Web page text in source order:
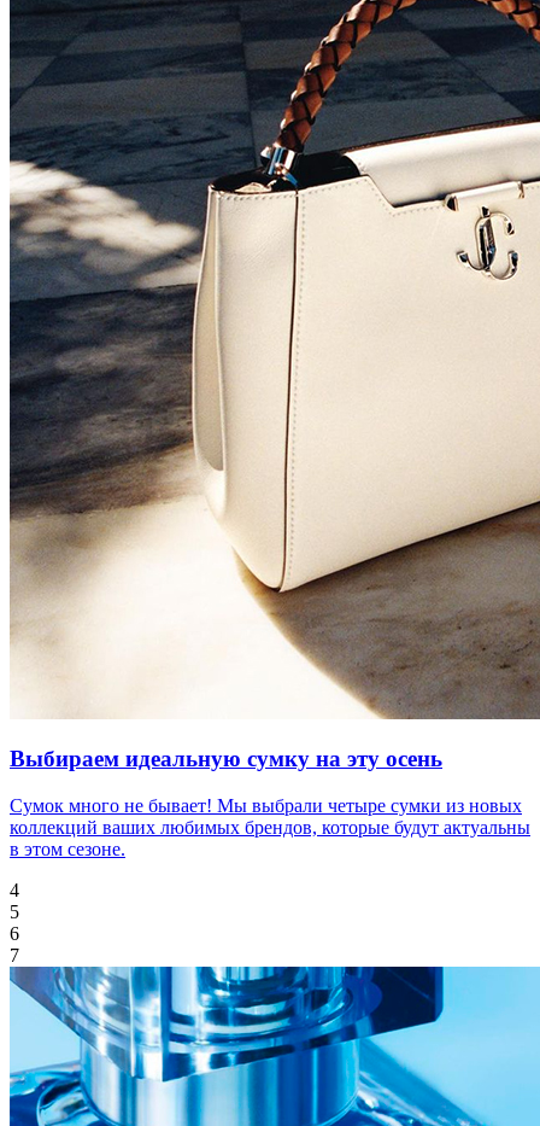
Выбираем идеальную сумку на эту осень
Сумок много не бывает! Мы выбрали четыре сумки из новых
коллекций ваших любимых брендов, которые будут актуальны
в этом сезоне.
4
5
6
7